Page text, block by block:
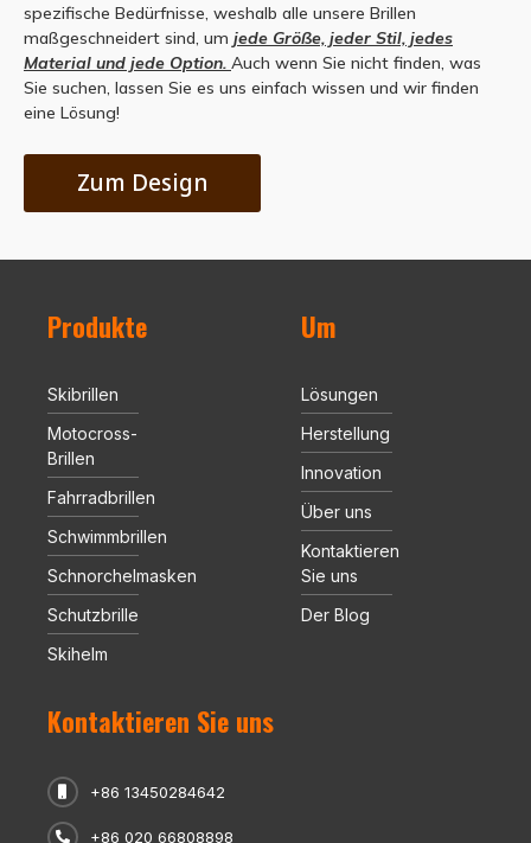
spezifische Bedürfnisse, weshalb alle unsere Brillen
maßgeschneidert sind, um jede Größe, jeder Stil, jedes
Material und jede Option. Auch wenn Sie nicht finden, was
Sie suchen, lassen Sie es uns einfach wissen und wir finden
eine Lösung!
Zum Design
Produkte
Skibrillen
Motocross-
Brillen
Fahrradbrillen
Schwimmbrillen
Schnorchelmasken
Schutzbrille
Skihelm
Um
Lösungen
Herstellung
Innovation
Über uns
Kontaktieren
Sie uns
Der Blog
Kontaktieren Sie uns
+86 13450284642
+86 020 66808898